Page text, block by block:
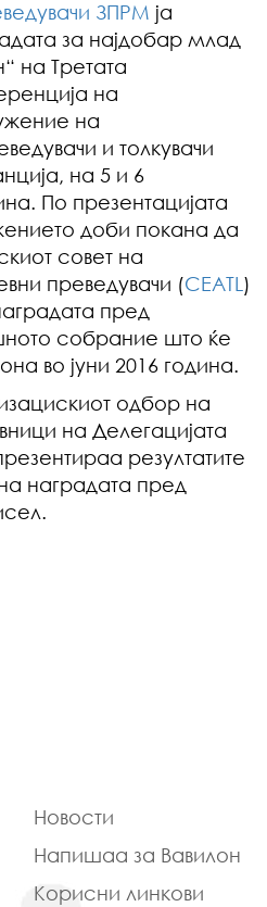
ЗПРМ ја
за најдобар млад
на Третата
на
на
и толкувачи
на 5 и 6
По презентацијата
доби покана да
совет на
преведувачи (CEATL )
пред
собрание што ќе
во јуни 2016 година.
одбор на
на Делегацијата
резултатите
наградата пред
Новости
Напишаа за Вавилон
Корисни линкови